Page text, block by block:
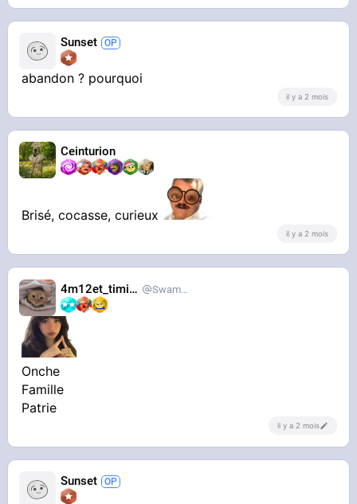
Sunset
abandon ? pourquoi
il y a 2 mois
Ceinturion
Brisé, cocasse, curieux
il y a 2 mois
4m12et_timide SwampDrainer
Onche
Famille
Patrie
il y a 2 mois
Sunset